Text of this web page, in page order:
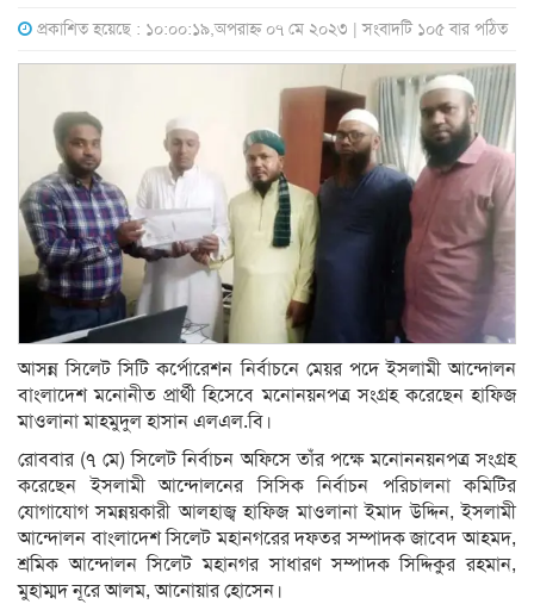
প্রকাশিত হয়েছে : ১০:০০:১৯,অপরাহ্ন ০৭ মে ২০২৩ | সংবাদটি ১০৫ বার পঠিত
আসন্ন সিলেট সিটি কর্পোরেশন নির্বাচনে মেয়র পদে ইসলামী আন্দোলন
বাংলাদেশ মনোনীত প্রার্থী হিসেবে মনোনয়নপত্র সংগ্রহ করেছেন হাফিজ
মাওলানা মাহমুদুল হাসান এলএল.বি।
রোববার (৭ মে) সিলেট নির্বাচন অফিসে তাঁর পক্ষে মনোননয়নপত্র সংগ্রহ
করেছেন ইসলামী আন্দোলনের সিসিক নির্বাচন পরিচালনা কমিটির
যোগাযোগ সমন্নয়কারী আলহাজ্ব হাফিজ মাওলানা ইমাদ উদ্দিন, ইসলামী
আন্দোলন বাংলাদেশ সিলেট মহানগরের দফতর সম্পাদক জাবেদ আহমদ,
শ্রমিক আন্দোলন সিলেট মহানগর সাধারণ সম্পাদক সিদ্দিকুর রহমান,
মুহাম্মদ নূরে আলম, আনোয়ার হোসেন।